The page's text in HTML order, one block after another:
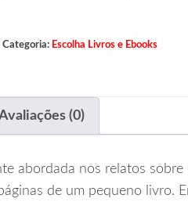
Categoria: Escolha Livros e Ebooks
(0)
abordada nos relatos sobre
de um pequeno livro.